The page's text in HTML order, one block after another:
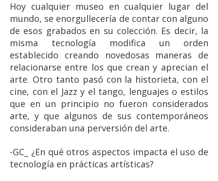
Hoy cualquier museo en cualquier lugar del
mundo, se enorgullecería de contar con alguno
de esos grabados en su colección. Es decir, la
misma tecnología modifica un orden
establecido creando novedosas maneras de
relacionarse entre los que crean y aprecian el
arte. Otro tanto pasó con la historieta, con el
cine, con el Jazz y el tango, lenguajes o estilos
que en un principio no fueron considerados
arte, y que algunos de sus contemporáneos
consideraban una perversión del arte.
-GC_ ¿En qué otros aspectos impacta el uso de
tecnología en prácticas artísticas?